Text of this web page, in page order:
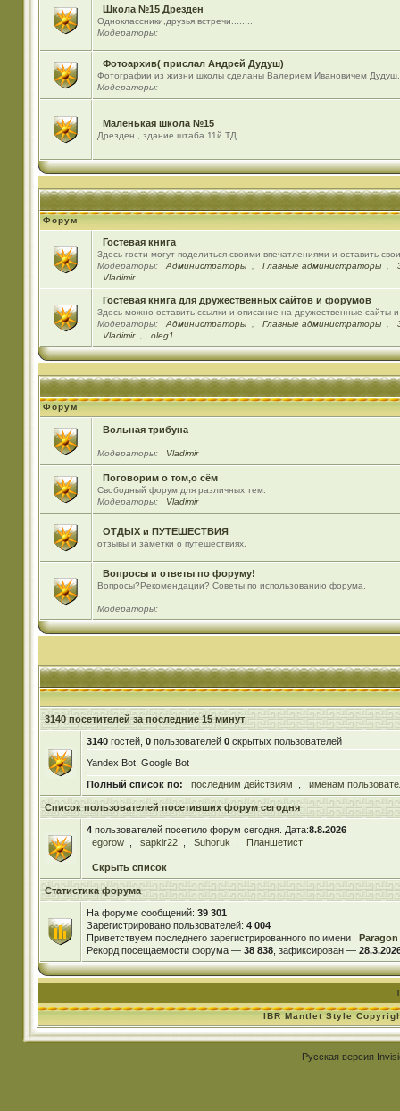
Школа №15 Дрезден
Одноклассники,друзья,встречи........
Модераторы:
Фотоархив( прислал Андрей Дудуш)
Фотографии из жизни школы сделаны Валерием Ивановичем Дудуш.
Модераторы:
Маленькая школа №15
Дрезден , здание штаба 11й ТД
Форум
Гостевая книга
Здесь гости могут поделиться своими впечатлениями и оставить
Модераторы:
Администраторы Главные администраторы
Vladimir
Гостевая книга для дружественных сайтов и форумов
Здесь можно оставить ссылки и описание на дружественные сайты
Модераторы:
Администраторы Главные администраторы
Vladimir
oleg1
Форум
Вольная трибуна
Модераторы: Vladimir
Поговорим о том,о сём
Свободный форум для различных тем.
Модераторы:
Vladimir
ОТДЫХ и ПУТЕШЕСТВИЯ
отзывы и заметки о путешествиях.
Вопросы и ответы по форуму!
Вопросы?Рекомендации? Советы по использованию форума.
Модераторы:
3140 посетителей за последние 15 минут
3140гостей, 0пользователей 0скрытых пользователей
Yandex Bot, Google Bot
Полный список по:
последним действиям именам
Список пользователей посетивших форум сегодня
4пользователей посетило форум сегодня. Дата:8.8.2026
egorow
sapkir22 Suhoruk Планшетист
Скрыть список
Статистика форума
На форуме сообщений: 39 301
Зарегистрировано пользователей: 4 004
Приветствуем последнего зарегистрированного по имени
Paragon
Рекорд посещаемости форума — 38 838, зафиксирован —
IBR Mantlet Style
Русская версия